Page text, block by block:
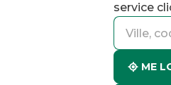
service
ME